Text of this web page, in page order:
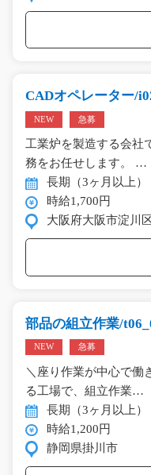
CADオペレーター/
NEW 急募
工業炉を製造する会社
務をお任せします。 …
長期（3ヶ月以上）
時給1,700円
大阪府大阪市淀川区
部品の組立作業/
NEW 急募
＼座り作業が中心で働
る工場で、組立作業…
長期（3ヶ月以上）
時給1,200円
静岡県掛川市